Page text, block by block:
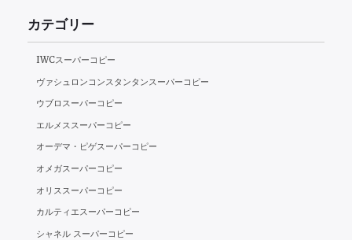
ナ
ビ
ゲ
ー
シ
ョ
ン
カテゴリー
IWCスーパーコピー
ヴァシュロンコンスタンタンスーパーコピー
ウブロスーパーコピー
エルメススーパーコピー
オーデマ・ピゲスーパーコピー
オメガスーパーコピー
オリススーパーコピー
カルティエスーパーコピー
シャネル スーパーコピー